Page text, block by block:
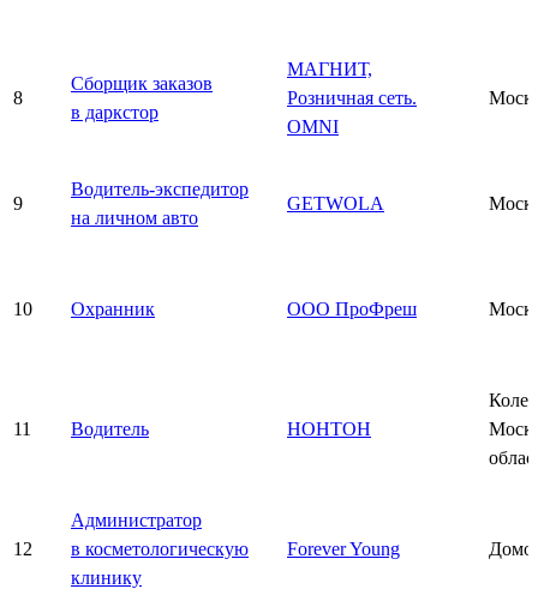
8
Сборщик заказов
в даркстор
МАГНИТ,
Розничная сеть.
OMNI
9
Водитель-экспедитор
на личном авто
GETWOLA
10 Охранник ООО ПроФреш
11 Водитель НОНТОН
12
Администратор
в косметологическую
клинику
Forever Young